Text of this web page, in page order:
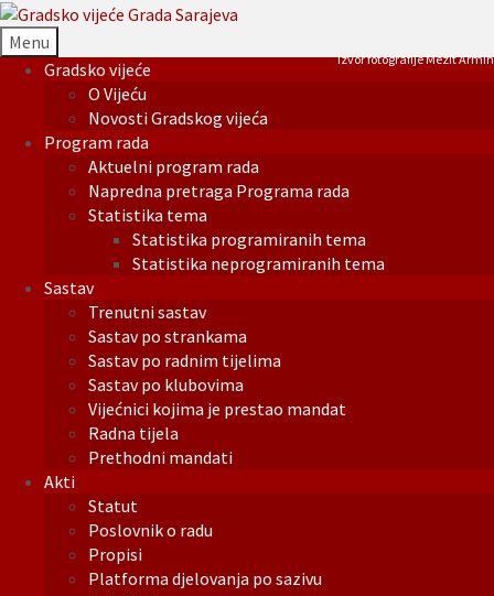
Menu
Gradsko vijeće
O Vijeću
Novosti Gradskog vijeća
Program rada
Aktuelni program rada
Napredna pretraga Programa rada
Statistika tema
Statistika programiranih tema
Statistika neprogramiranih tema
Sastav
Trenutni sastav
Sastav po strankama
Sastav po radnim tijelima
Sastav po klubovima
Vijećnici kojima je prestao mandat
Radna tijela
Prethodni mandati
Akti
Statut
Poslovnik o radu
Propisi
Platforma djelovanja po sazivu
Izvor fotografije Mezit Armin